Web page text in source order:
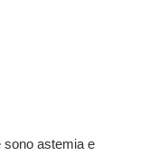
sono astemia e